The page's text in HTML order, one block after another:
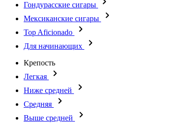
Гондурасские сигары
Мексиканские сигары
Top Aficionado
Для начинающих
Крепость
Легкая
Ниже средней
Средняя
Выше средней